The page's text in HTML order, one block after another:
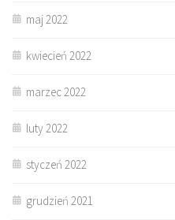
maj 2022
kwiecień 2022
marzec 2022
luty 2022
styczeń 2022
grudzień 2021